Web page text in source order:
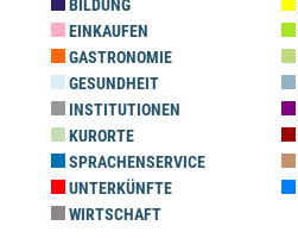
BILDUNG
EINKAUFEN
GASTRONOMIE
GESUNDHEIT
INSTITUTIONEN
KURORTE
SPRACHENSERVICE
UNTERKÜNFTE
WIRTSCHAFT